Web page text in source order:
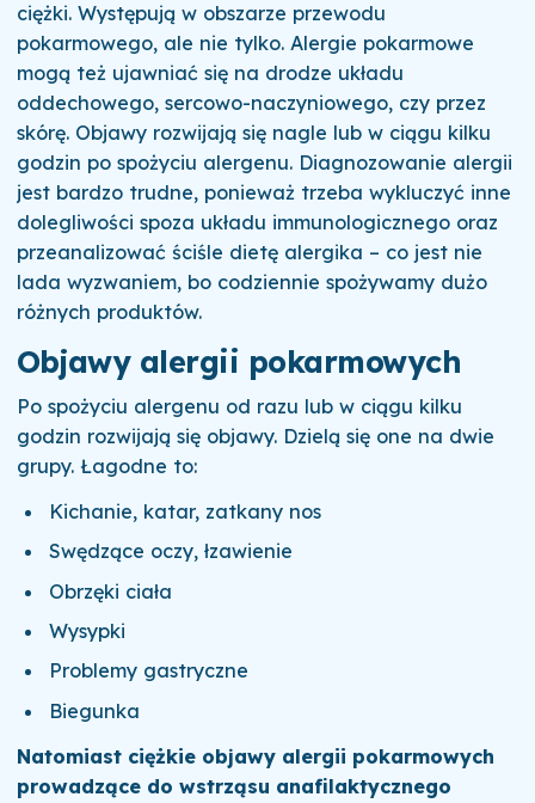
ciężki. Występują w obszarze przewodu
pokarmowego, ale nie tylko. Alergie pokarmowe
mogą też ujawniać się na drodze układu
oddechowego, sercowo-naczyniowego, czy przez
skórę. Objawy rozwijają się nagle lub w ciągu kilku
godzin po spożyciu alergenu. Diagnozowanie alergii
jest bardzo trudne, ponieważ trzeba wykluczyć inne
dolegliwości spoza układu immunologicznego oraz
przeanalizować ściśle dietę alergika – co jest nie
lada wyzwaniem, bo codziennie spożywamy dużo
różnych produktów.
Objawy alergii pokarmowych
Po spożyciu alergenu od razu lub w ciągu kilku
godzin rozwijają się objawy. Dzielą się one na dwie
grupy. Łagodne to:
Kichanie, katar, zatkany nos
Swędzące oczy, łzawienie
Obrzęki ciała
Wysypki
Problemy gastryczne
Biegunka
Natomiast ciężkie objawy alergii pokarmowych
prowadzące do wstrząsu anafilaktycznego